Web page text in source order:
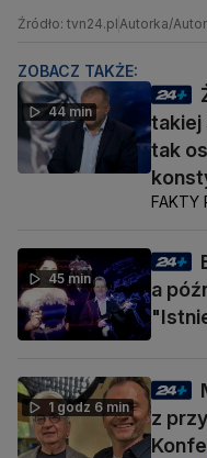
Źródło: tvn24.pl Autorka/
ZOBACZ TAKŻE:
44 min
takiej
tak
FAKTY
45 min
a
1 godz 6 min
z